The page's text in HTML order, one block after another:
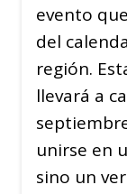
evento
del
región.
llevará a
unirse en
sino un